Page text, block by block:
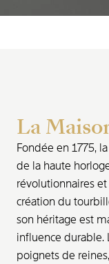
La
Fondée en 1775,
de la haute
révolutionnaires
création du
son héritage est
influence durable.
poignets de